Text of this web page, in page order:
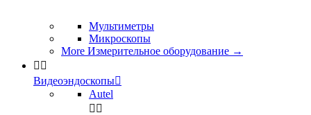
Мультиметры
Микроскопы
More Измерительное оборудование →
 
Видеоэндоскопы
Autel
 